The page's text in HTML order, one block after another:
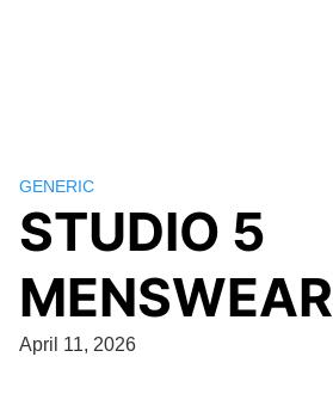
GENERIC
STUDIO 5
MENSWEAR
April 11, 2026